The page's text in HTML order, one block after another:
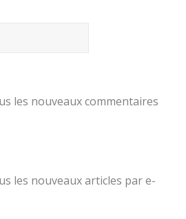
les nouveaux commentaires
les nouveaux articles par e-